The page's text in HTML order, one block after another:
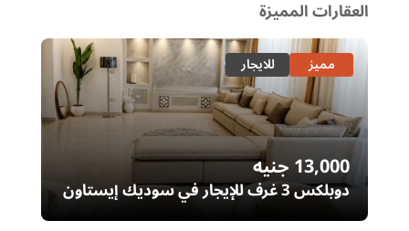
العقارات المميزة
مميز للايجار
13,000جنيه
دوبلكس 3 غرف للإيجار في سوديك إيستاون
– التجمع الخامس | غرفة ناني